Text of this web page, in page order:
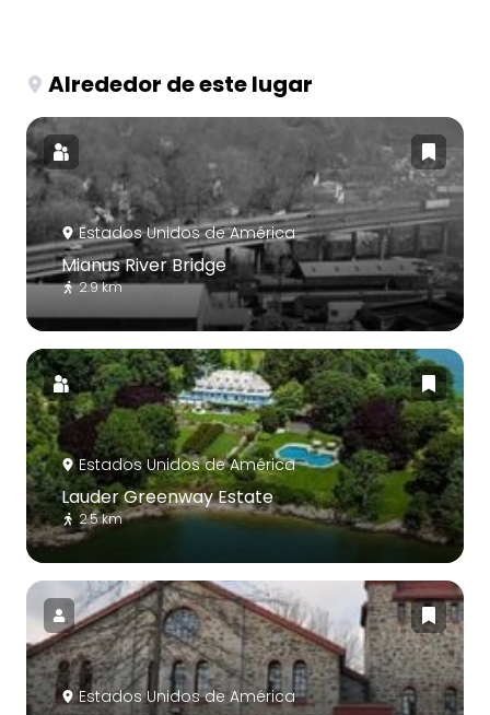
Alrededor de este lugar
Estados Unidos de América
Mianus River Bridge
2.9 km
Estados Unidos de América
Lauder Greenway Estate
2.5 km
Estados Unidos de América